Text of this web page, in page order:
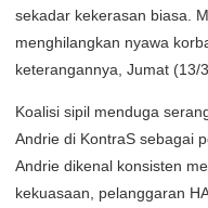
sekadar kekerasan biasa.
menghilangkan nyawa
keterangannya, Jumat (13/
Koalisi sipil menduga
Andrie di KontraS sebagai
Andrie dikenal konsisten
kekuasaan, pelanggaran